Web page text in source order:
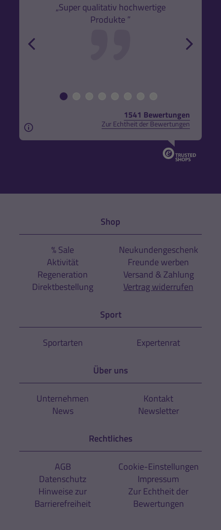
„Super qualitativ hochwertige
Produkte ”
1541 Bewertungen
Zur Echtheit der Bewertungen
Aus rechtlichen Gründen weisen wir darauf hin,
Shop
% Sale
Aktivität
Regeneration
Direktbestellung
Neukundengeschenk
Freunde werben
Versand & Zahlung
Vertrag widerrufen
Sport
Sportarten Expertenrat
Über uns
Unternehmen
News
Kontakt
Newsletter
Rechtliches
AGB
Datenschutz
Hinweise zur
Barrierefreiheit
Cookie-Einstellungen
Impressum
Zur Echtheit der
Bewertungen